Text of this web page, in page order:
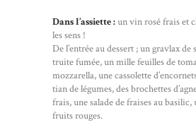
Dans l’assiette :un vin rosé frais et
les sens !
De l’entrée au dessert ; un gravlax de
truite fumée, un mille feuilles de
mozzarella, une cassolette
tian de légumes, des brochettes
frais, une salade de fraises au
fruits rouges.